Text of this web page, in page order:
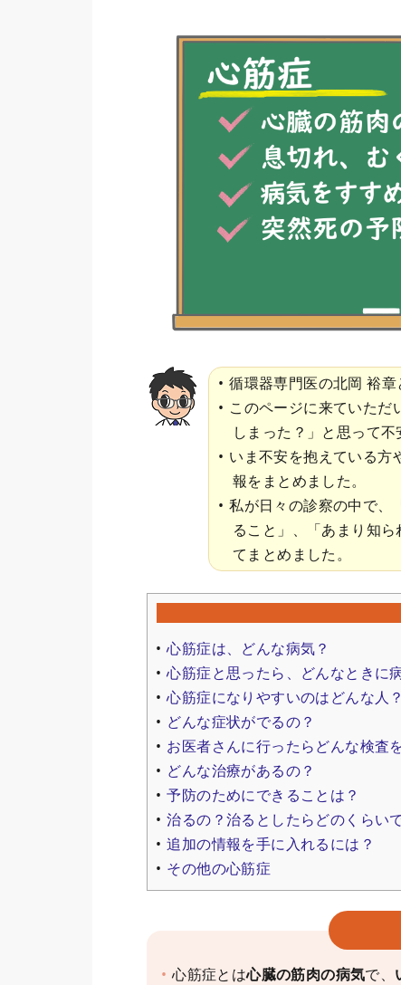
循環器専門医の北岡 裕章
このページに来ていただ
しまった？」と思って不
いま不安を抱えている方
報をまとめました。
私が日々の診察の中で、
ること」、「あまり知
てまとめました。
心筋症は、どんな病気？
心筋症と思ったら、どんなときに
心筋症になりやすいのはどんな人
どんな症状がでるの？
お医者さんに行ったらどんな検査
どんな治療があるの？
予防のためにできることは？
治るの？治るとしたらどのくらい
追加の情報を手に入れるには？
その他の心筋症
心筋症とは心臓の筋肉の病気で、